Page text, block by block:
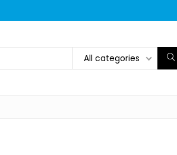
All categories